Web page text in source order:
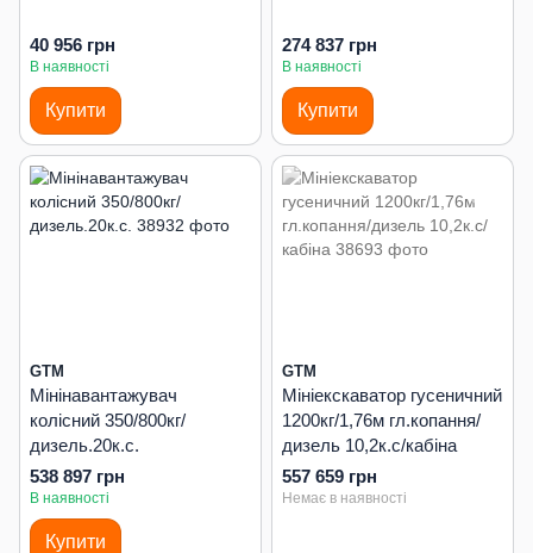
40 956 грн
В наявності
Купити
274 837 грн
В наявності
Купити
GTM
Мінінавантажувач
колісний 350/800кг/
дизель.20к.с.
538 897 грн
В наявності
Купити
GTM
Мініекскаватор гусеничний
1200кг/1,76м гл.копання/
дизель 10,2к.с/кабіна
557 659 грн
Немає в наявності